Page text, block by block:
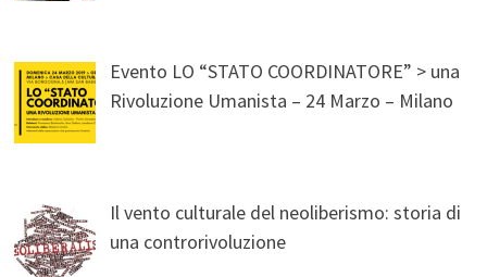
Evento LO “STATO COORDINATORE” > una
Rivoluzione Umanista – 24 Marzo – Milano
Il vento culturale del neoliberismo: storia di
una controrivoluzione